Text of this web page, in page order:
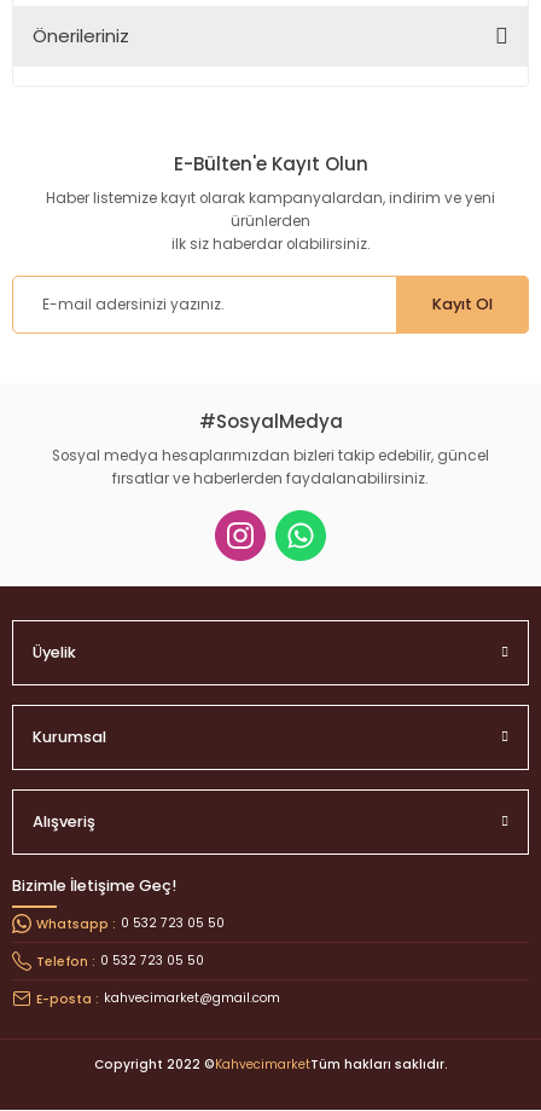
Önerileriniz
Görüş ve önerileriniz için teşekkür ederiz.
Ürün resmi kalitesiz, bozuk veya görüntülenemiyor.
Ürün bilgilerinde hatalar bulunuyor.
Ürün fiyatı diğer sitelerden daha pahalı.
Gönder
E-Bülten'e Kayıt Olun
Haber listemize kayıt olarak kampanyalardan, indirim ve yeni
ürünlerden
ilk siz haberdar olabilirsiniz.
Kayıt Ol
#SosyalMedya
Sosyal medya hesaplarımızdan bizleri takip edebilir, güncel
fırsatlar ve haberlerden faydalanabilirsiniz.
Üyelik
Kurumsal
Alışveriş
Bizimle İletişime Geç!
Whatsapp : 0 532 723 05 50
Telefon : 0 532 723 05 50
E-posta : kahvecimarket@gmail.com
Copyright 2022 ©KahvecimarketTüm hakları saklıdır.